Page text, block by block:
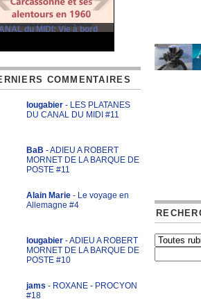
du MIDI: Vie à bord
COMMENTAIRES
lougabier - LES PLATANES
DU CANAL DU MIDI #11
BaB - ADIEU A ROBERT
MORNET DE LA BARQUE DE
POSTE #11
Alain Marie - Le voyage en
Allemagne #4
lougabier - ADIEU A ROBERT
MORNET DE LA BARQUE DE
POSTE #10
jams - ROXANE - PROCYON
#18